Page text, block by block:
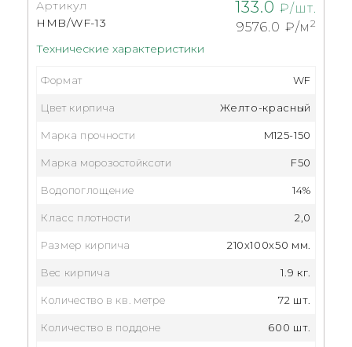
133.0 ₽/шт.
9576.0 ₽/м2
Технические характеристики
Артикул
HMB/WF-13
Формат WF
Цвет кирпича Желто-красный
Марка прочности M125-150
Марка морозостойксоти F50
Водопоглощение 14%
Класс плотности 2,0
Размер кирпича 210x100x50 мм.
Вес кирпича 1.9 кг.
Количество в кв. метре 72 шт.
Количество в поддоне 600 шт.